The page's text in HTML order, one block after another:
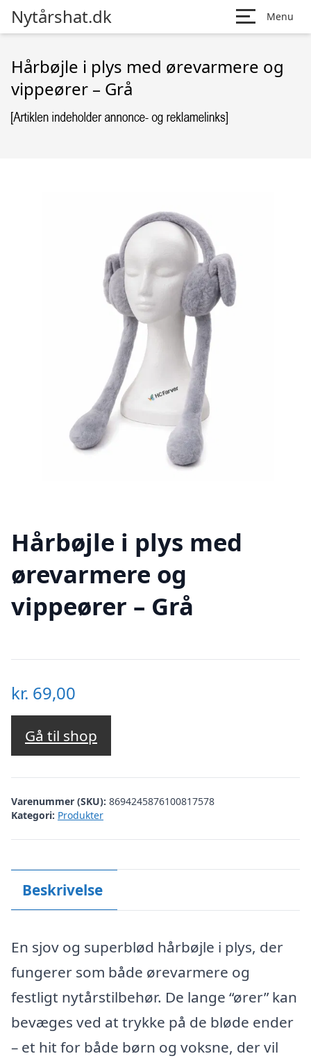
Nytårshat.dk Menu
Hårbøjle i plys med ørevarmere og
vippeører – Grå
Hårbøjle i plys med
ørevarmere og
vippeører – Grå
kr. 69,00
Gå til shop
Varenummer (SKU): 8694245876100817578
Kategori: Produkter
Beskrivelse
En sjov og superblød hårbøjle i plys, der
fungerer som både ørevarmere og
festligt nytårstilbehør. De lange “ører” kan
bevæges ved at trykke på de bløde ender
– et hit for både børn og voksne, der vil